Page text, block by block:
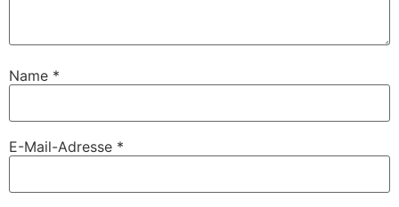
Name *
E-Mail-Adresse *